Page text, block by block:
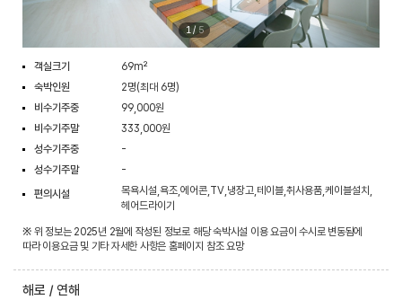
1 / 5
객실크기
69m²
숙박인원
2명(최대 6명)
비수기주중
99,000원
비수기주말
333,000원
성수기주중
-
성수기주말
-
편의시설
목욕시설,욕조,에어콘,TV,냉장고,테이블,취사용품,케이블설치,
헤어드라이기
※ 위 정보는 2025년 2월에 작성된 정보로 해당 숙박시설 이용 요금이 수시로 변동됨에
따라 이용요금 및 기타 자세한 사항은 홈페이지 참조 요망
해로 / 연해